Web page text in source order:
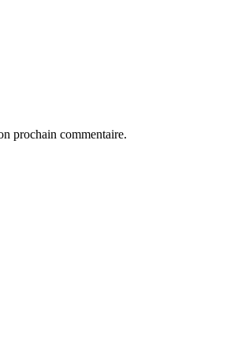
prochain commentaire.